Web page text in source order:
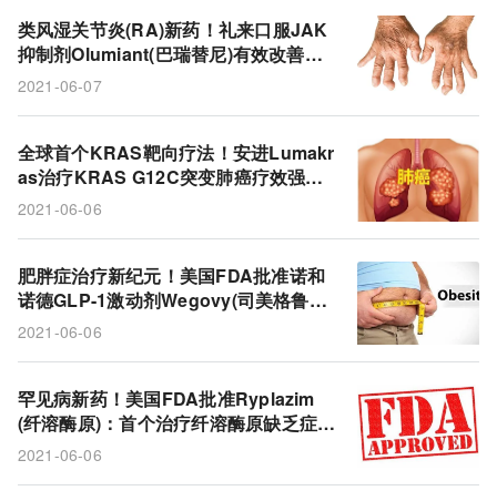
类风湿关节炎(RA)新药！礼来口服JAK
抑制剂Olumiant(巴瑞替尼)有效改善疼
痛/身体功能/关节晨僵，优于Humira!
2021-06-07
全球首个KRAS靶向疗法！安进Lumakr
as治疗KRAS G12C突变肺癌疗效强
劲：总生存期中位数达12.5个月!
2021-06-06
肥胖症治疗新纪元！美国FDA批准诺和
诺德GLP-1激动剂Wegovy(司美格鲁
肽，2.4mg)：治疗68周减重18%!
2021-06-06
罕见病新药！美国FDA批准Ryplazim
(纤溶酶原)：首个治疗纤溶酶原缺乏症的
药物!
2021-06-06